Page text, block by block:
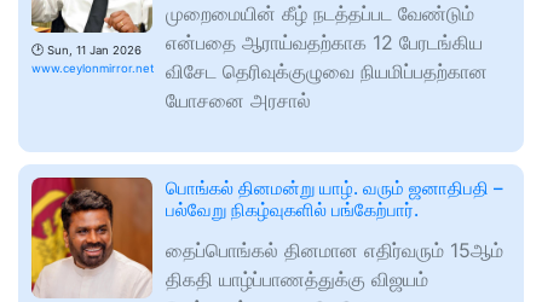
🕑 Sun, 11 Jan 2026
www.ceylonmirror.net
முறைமையின் கீழ் நடத்தப்பட வேண்டும்
என்பதை ஆராய்வதற்காக 12 பேரடங்கிய
விசேட தெரிவுக்குழுவை நியமிப்பதற்கான
யோசனை அரசால்
பொங்கல் தினமன்று யாழ். வரும் ஜனாதிபதி –
பல்வேறு நிகழ்வுகளில் பங்கேற்பார்.
தைப்பொங்கல் தினமான எதிர்வரும் 15ஆம்
திகதி யாழ்ப்பாணத்துக்கு விஜயம்